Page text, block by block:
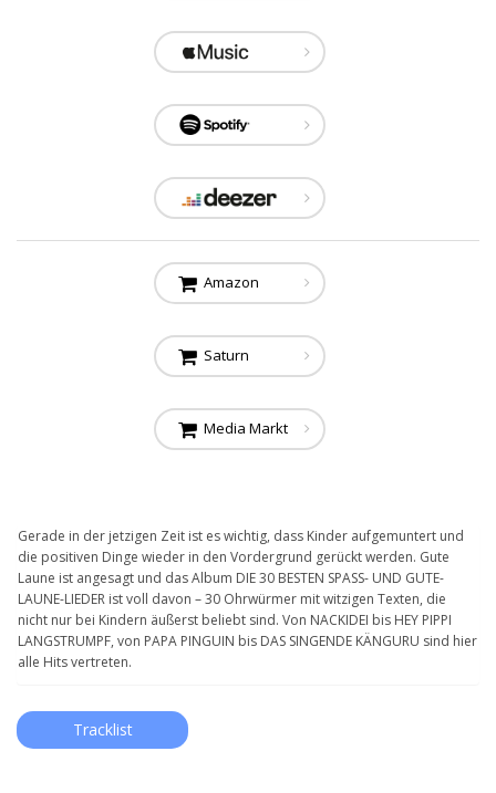
Amazon
Saturn
Media Markt
Gerade in der jetzigen Zeit ist es wichtig, dass Kinder aufgemuntert und
die positiven Dinge wieder in den Vordergrund gerückt werden. Gute
Laune ist angesagt und das Album DIE 30 BESTEN SPASS- UND GUTE-
LAUNE-LIEDER ist voll davon – 30 Ohrwürmer mit witzigen Texten, die
nicht nur bei Kindern äußerst beliebt sind. Von NACKIDEI bis HEY PIPPI
LANGSTRUMPF, von PAPA PINGUIN bis DAS SINGENDE KÄNGURU sind hier
alle Hits vertreten.
Tracklist